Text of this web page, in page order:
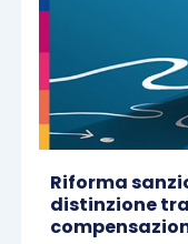
Riforma
distinzione